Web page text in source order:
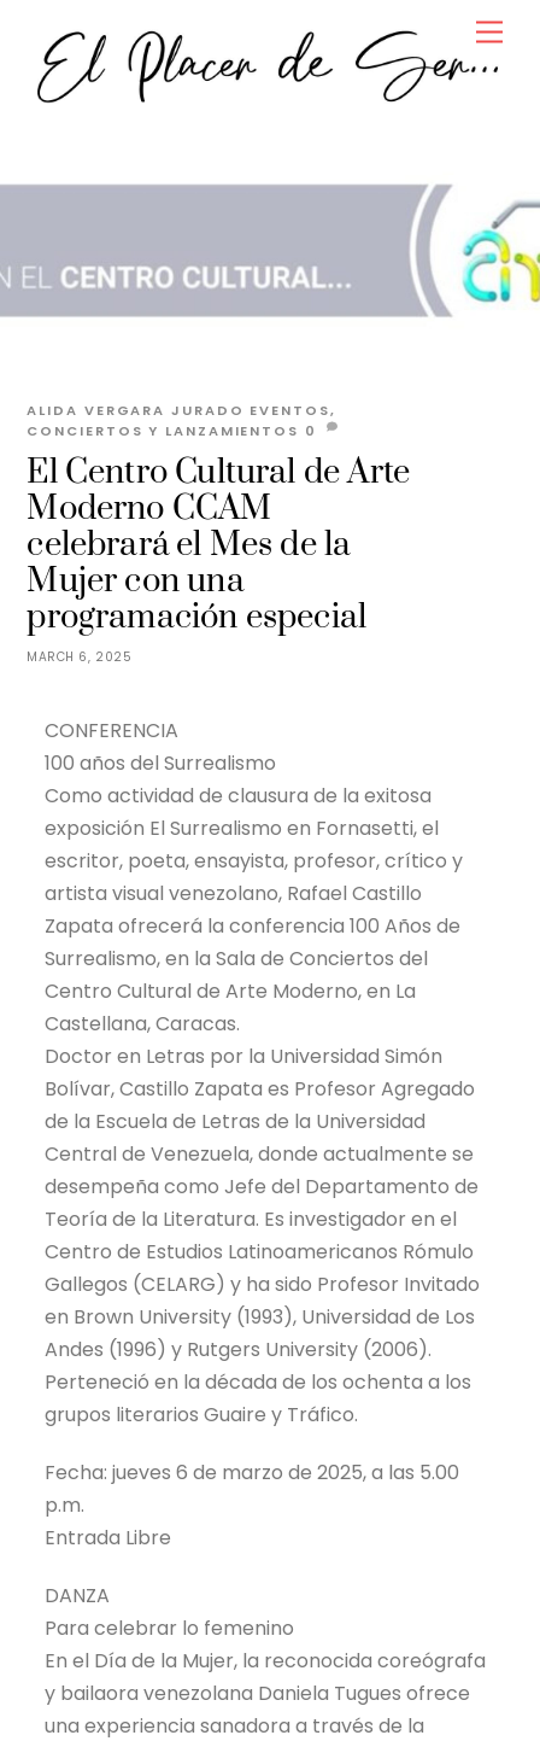
content
MARCH 6, 2025
El Centro Cultural de Arte
Moderno CCAM
celebrará el Mes de la
Mujer con una
programación especial
ALIDA VERGARA JURADO EVENTOS,
CONCIERTOS Y LANZAMIENTOS 0
CONFERENCIA
100 años del Surrealismo
Como actividad de clausura de la exitosa
exposición El Surrealismo en Fornasetti, el
escritor, poeta, ensayista, profesor, crítico y
artista visual venezolano, Rafael Castillo
Zapata ofrecerá la conferencia 100 Años de
Surrealismo, en la Sala de Conciertos del
Centro Cultural de Arte Moderno, en La
Castellana, Caracas.
Doctor en Letras por la Universidad Simón
Bolívar, Castillo Zapata es Profesor Agregado
de la Escuela de Letras de la Universidad
Central de Venezuela, donde actualmente se
desempeña como Jefe del Departamento de
Teoría de la Literatura. Es investigador en el
Centro de Estudios Latinoamericanos Rómulo
Gallegos (CELARG) y ha sido Profesor Invitado
en Brown University (1993), Universidad de Los
Andes (1996) y Rutgers University (2006).
Perteneció en la década de los ochenta a los
grupos literarios Guaire y Tráfico.
Fecha: jueves 6 de marzo de 2025, a las 5.00
p.m.
Entrada Libre
DANZA
Para celebrar lo femenino
En el Día de la Mujer, la reconocida coreógrafa
y bailaora venezolana Daniela Tugues ofrece
una experiencia sanadora a través de la